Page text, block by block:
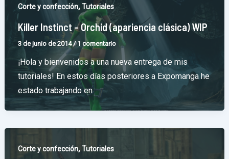
Corte y confección,Tutoriales
Killer Instinct – Orchid (apariencia clásica) WIP
3 de junio de 2014/1 comentario
¡Hola y bienvenidos a una nueva entrega de mis
tutoriales! En estos días posteriores a Expomanga he
estado trabajando en
Corte y confección,Tutoriales